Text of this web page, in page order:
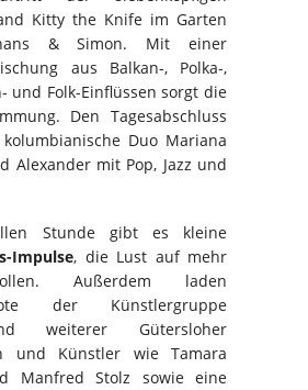
Kitty the Knife im Garten
& Simon. Mit einer
aus Balkan-, Polka-,
und Folk-Einflüssen sorgt die
Den Tagesabschluss
Duo Mariana
Alexander mit Pop, Jazz und
Stunde gibt es kleine
Impulse, die Lust auf mehr
Außerdem laden
der Künstlergruppe
weiterer Gütersloher
und Künstler wie Tamara
Manfred Stolz sowie eine